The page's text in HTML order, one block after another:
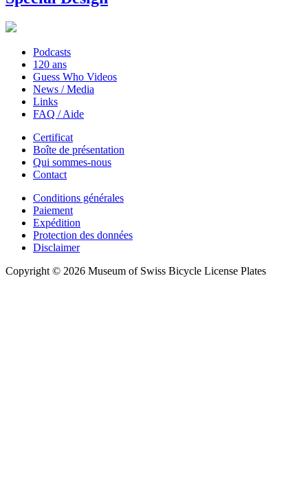
Podcasts
120 ans
Guess Who Videos
News / Media
Links
FAQ / Aide
Certificat
Boîte de présentation
Qui sommes-nous
Contact
Conditions générales
Paiement
Expédition
Protection des données
Disclaimer
Copyright © 2026 Museum of Swiss Bicycle License Plates